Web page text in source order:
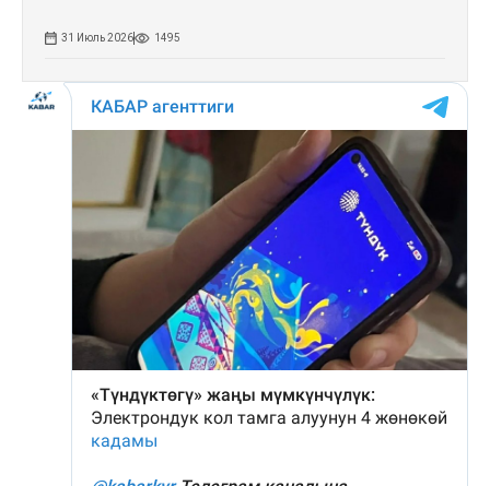
31 Июль 2026 1495